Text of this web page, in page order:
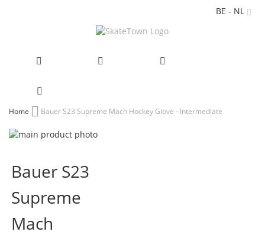
BE - NL
Ga
de
Home Bauer S23 Supreme Mach Hockey Glove - Intermediate
Ga
einde
van
de
afbeeldingen-
gallerij
het
begin
van
de
afbeeldingen-
gallerij
Bauer S23
Supreme
Mach